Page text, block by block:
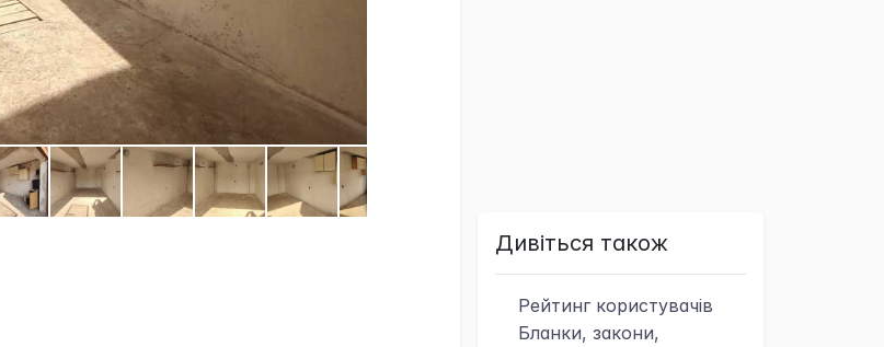
Дивіться також
Рейтинг користувачів
Бланки, закони,